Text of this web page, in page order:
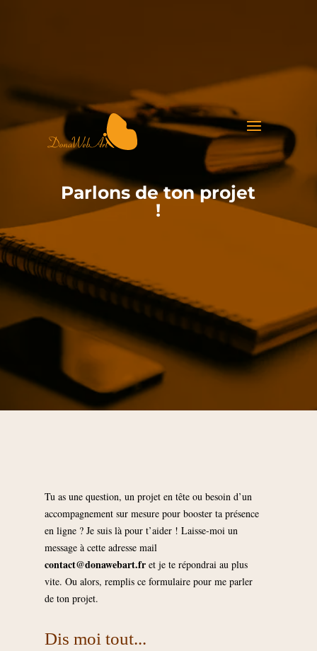
Parlons de ton projet
!
Tu as une question, un projet en tête ou besoin d’un
accompagnement sur mesure pour booster ta présence
en ligne ? Je suis là pour t’aider ! Laisse-moi un
message à cette adresse mail
contact@donawebart.fret je te répondrai au plus
vite. Ou alors, remplis ce formulaire pour me parler
de ton projet.
Dis moi tout...